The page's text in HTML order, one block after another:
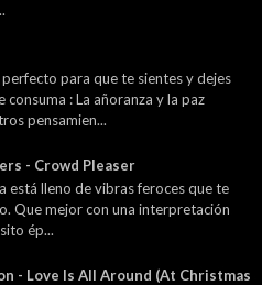
para que te sientes y dejes
: La añoranza y la paz
pensamien...
- Crowd Pleaser
está lleno de vibras feroces que te
Que mejor con una interpretación
ép...
- Love Is All Around (At Christmas